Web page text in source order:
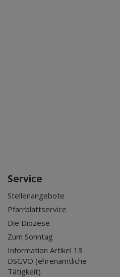
Service
Stellenangebote
Pfarrblattservice
Die Diözese
Zum Sonntag
Information Artikel 13
DSGVO (ehrenamtliche
Tätigkeit)